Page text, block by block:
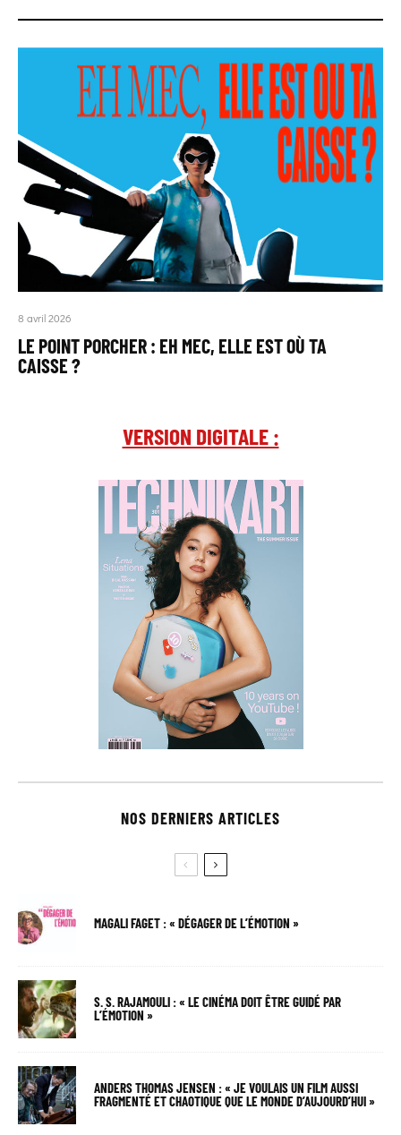
8 avril 2026
LE POINT PORCHER : EH MEC, ELLE EST OÙ TA
CAISSE ?
VERSION DIGITALE :
NOS DERNIERS ARTICLES
MAGALI FAGET : « DÉGAGER DE L’ÉMOTION »
S. S. RAJAMOULI : « LE CINÉMA DOIT ÊTRE GUIDÉ PAR
L’ÉMOTION »
ANDERS THOMAS JENSEN : « JE VOULAIS UN FILM AUSSI
FRAGMENTÉ ET CHAOTIQUE QUE LE MONDE D’AUJOURD’HUI »